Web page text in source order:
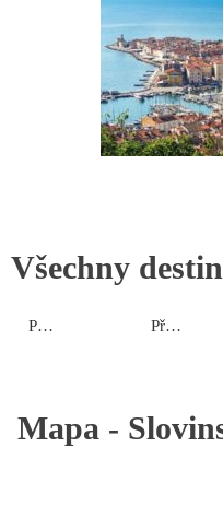
Všechny
Pomursko Přímoří
Mapa -